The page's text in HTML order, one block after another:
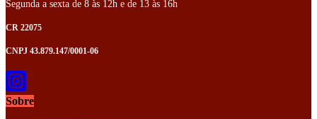
Segunda a sexta de 8 às 12h e de 13 às 16h
CR 22075
CNPJ 43.879.147/0001-06
Sobre